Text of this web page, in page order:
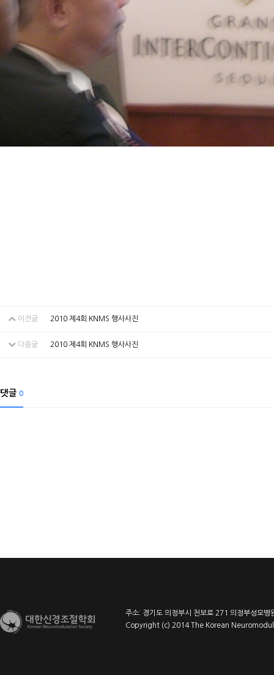
이전글 2010 제4회 KNMS 행사사진
다음글 2010 제4회 KNMS 행사사진
댓글 0
주소: 경기도 의정부시 천보로 271 의정부성
Copyright (c) 2014 The Korean